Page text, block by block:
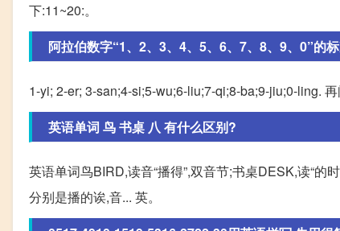
下:11~20:。
阿拉伯数字“1、2、3、4、5、6、7、8、9、0”的
1-yi; 2-er; 3-san;4-si;5-wu;6-liu;7-qi;8-ba;9-jiu;0-ling.
英语单词 鸟 书桌 八 有什么区别?
英语单词鸟BIRD,读音“播得”,双音节;书桌DESK,读“的
分别是播的诶,音... 英。